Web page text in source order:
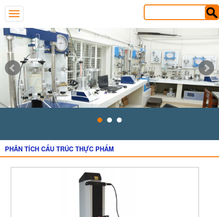
PHÂN TÍCH CẤU TRÚC THỰC PHẨM